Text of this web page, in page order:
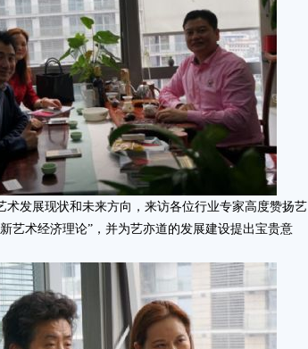
展现状和未来方向，来访各位行业专家高度赞扬艺
艺术经济理论”，并为艺亦道的发展建设提出宝贵意